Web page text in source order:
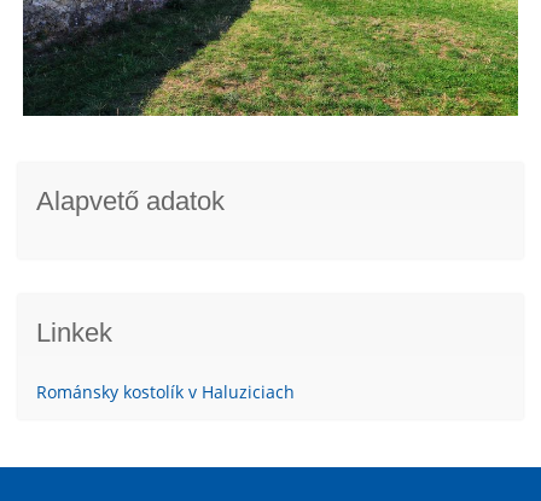
Alapvető adatok
Linkek
Románsky kostolík v Haluziciach